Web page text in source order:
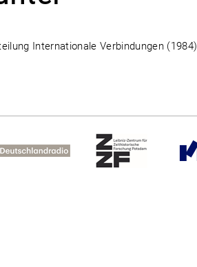
Internationale Verbindungen (1984)